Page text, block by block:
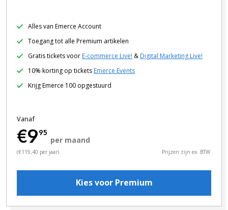
Alles van Emerce Account
Toegang tot alle Premium artikelen
Gratis tickets voor E-commerce Live! & Digital Marketing Live!
10% korting op tickets Emerce Events
Krijg Emerce 100 opgestuurd
Vanaf
€995
per maand
(€119,40 per jaar) Prijzen zijn ex. BTW
Kies voor Premium